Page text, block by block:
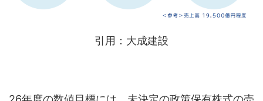
引用：大成建設